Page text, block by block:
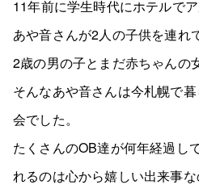
11年前に学生時代にホテルで
あや音さんが2人の子供を連れ
2歳の男の子とまだ赤ちゃん
そんなあや音さんは今札幌で
会でした。
たくさんのOB達が何年経過し
れるのは心から嬉しい出来事な